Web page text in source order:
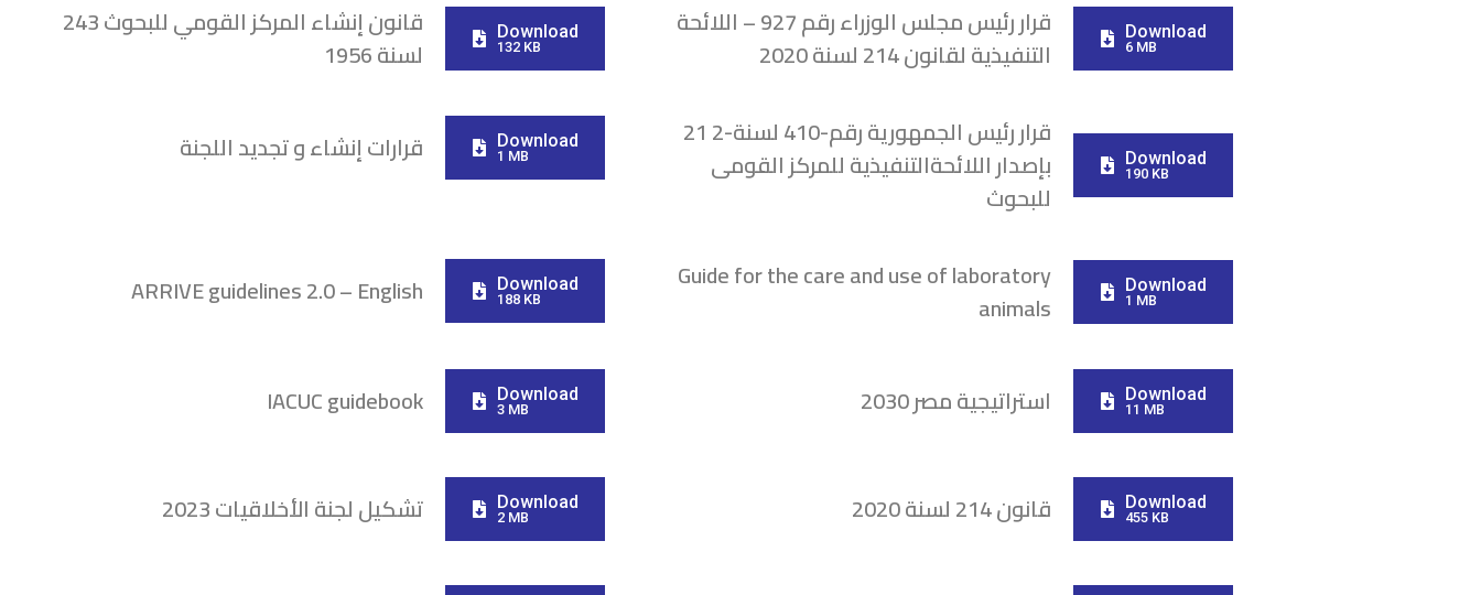
قانون إنشاء المركز القومي للبحوث 243
لسنة 1956
Download
132 KB
قرار رئيس مجلس الوزراء رقم 927 – اللائحة
التنفيذية لقانون 214 لسنة 2020
Download
6 MB
قرارات إنشاء و تجديد اللجنة Download
1 MB
قرار رئيس الجمهورية رقم-410 لسنة-2 21
بإصدار اللائحةالتنفيذية للمركز القومى
للبحوث
Download
190 KB
ARRIVE guidelines 2.0 – English Download
188 KB
Guide for the care and use of laboratory
animals
Download
1 MB
IACUC guidebook Download
3 MB استراتيجية مصر 2030 Download
11 MB
تشكيل لجنة الأخلاقيات 2023 Download
2 MB قانون 214 لسنة 2020 Download
455 KB